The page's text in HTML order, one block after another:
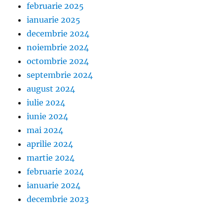
februarie 2025
ianuarie 2025
decembrie 2024
noiembrie 2024
octombrie 2024
septembrie 2024
august 2024
iulie 2024
iunie 2024
mai 2024
aprilie 2024
martie 2024
februarie 2024
ianuarie 2024
decembrie 2023